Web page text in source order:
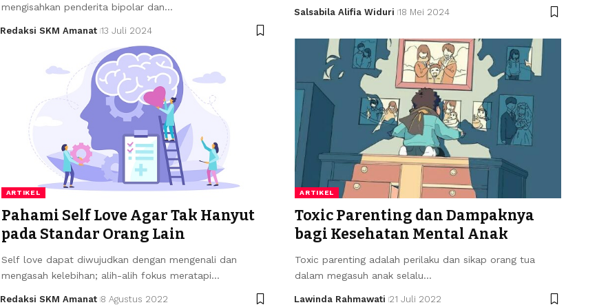
mengisahkan penderita bipolar dan…
Redaksi SKM Amanat 13 Juli 2024
Salsabila Alifia Widuri 18 Mei 2024
ARTIKEL
Pahami Self Love Agar Tak Hanyut
pada Standar Orang Lain
Self love dapat diwujudkan dengan mengenali dan
mengasah kelebihan; alih-alih fokus meratapi…
Redaksi SKM Amanat 8 Agustus 2022
ARTIKEL
Toxic Parenting dan Dampaknya
bagi Kesehatan Mental Anak
Toxic parenting adalah perilaku dan sikap orang tua
dalam megasuh anak selalu…
Lawinda Rahmawati 21 Juli 2022